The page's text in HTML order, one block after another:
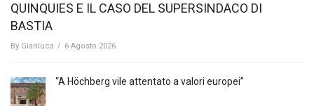
QUINQUIES E IL CASO DEL SUPERSINDACO DI
BASTIA
By Gianluca / 6 Agosto 2026
“A Höchberg vile attentato a valori europei”